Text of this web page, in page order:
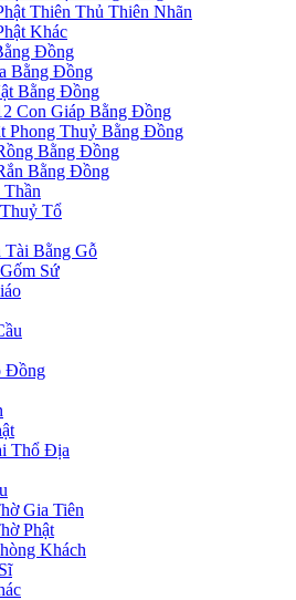
Thiên Thủ Thiên Nhãn
Khác
Đồng
Bằng Đồng
Bằng Đồng
Con Giáp Bằng Đồng
Phong Thuỷ Bằng Đồng
Bằng Đồng
Bằng Đồng
Tổ
Tài Bằng Gỗ
Sứ
Đồng
Thổ Địa
Gia Tiên
Phật
Khách